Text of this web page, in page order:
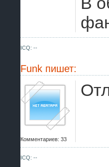
ICQ: --
Funk пишет:
Комментариев: 33
ICQ: --